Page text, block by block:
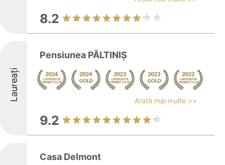
8.2
Laureați
Pensiunea PĂLTINIȘ
Arată mai multe >>
9.2
Casa Delmont